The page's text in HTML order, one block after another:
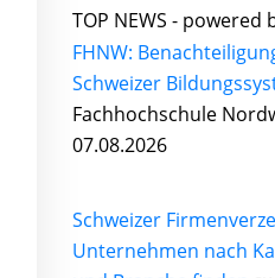
TOP NEWS - powered
FHNW:
Schweizer
Fachhochschule
07.08.2026
Schweizer
Unternehmen nach